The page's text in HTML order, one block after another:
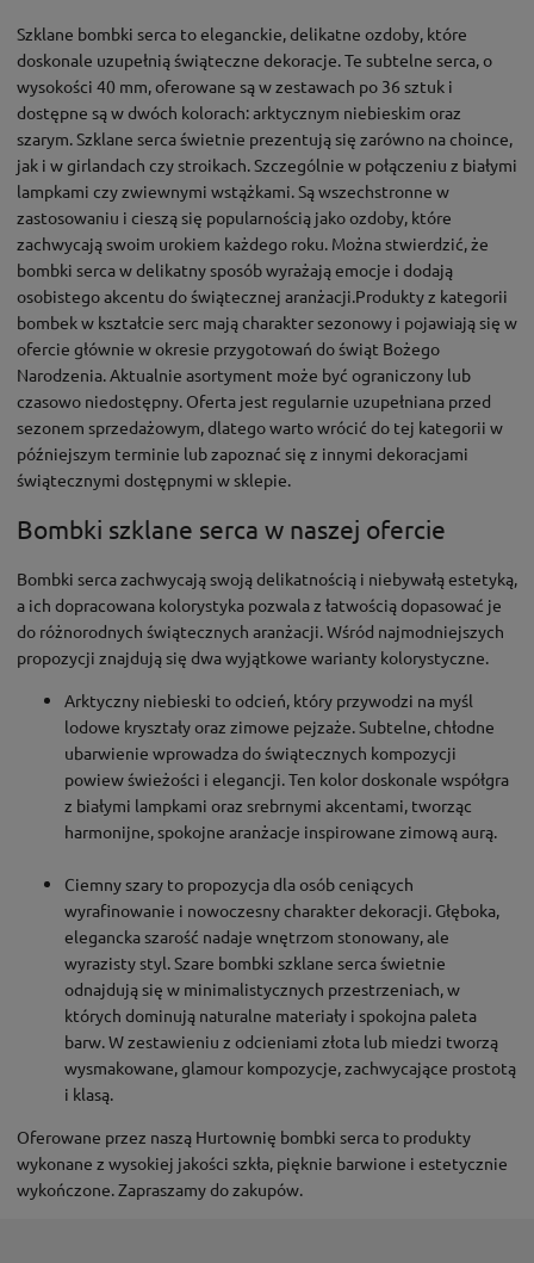
Szklane bombki serca to eleganckie, delikatne ozdoby, które
doskonale uzupełnią świąteczne dekoracje. Te subtelne serca, o
wysokości 40 mm, oferowane są w zestawach po 36 sztuk i
dostępne są w dwóch kolorach: arktycznym niebieskim oraz
szarym. Szklane serca świetnie prezentują się zarówno na choince,
jak i w girlandach czy stroikach. Szczególnie w połączeniu z białymi
lampkami czy zwiewnymi wstążkami. Są wszechstronne w
zastosowaniu i cieszą się popularnością jako ozdoby, które
zachwycają swoim urokiem każdego roku. Można stwierdzić, że
bombki serca w delikatny sposób wyrażają emocje i dodają
osobistego akcentu do świątecznej aranżacji.Produkty z kategorii
bombek w kształcie serc mają charakter sezonowy i pojawiają się w
ofercie głównie w okresie przygotowań do świąt Bożego
Narodzenia. Aktualnie asortyment może być ograniczony lub
czasowo niedostępny. Oferta jest regularnie uzupełniana przed
sezonem sprzedażowym, dlatego warto wrócić do tej kategorii w
późniejszym terminie lub zapoznać się z innymi dekoracjami
świątecznymi dostępnymi w sklepie.
Bombki szklane serca w naszej ofercie
Bombki serca zachwycają swoją delikatnością i niebywałą estetyką,
a ich dopracowana kolorystyka pozwala z łatwością dopasować je
do różnorodnych świątecznych aranżacji. Wśród najmodniejszych
propozycji znajdują się dwa wyjątkowe warianty kolorystyczne.
Arktyczny niebieski to odcień, który przywodzi na myśl
lodowe kryształy oraz zimowe pejzaże. Subtelne, chłodne
ubarwienie wprowadza do świątecznych kompozycji
powiew świeżości i elegancji. Ten kolor doskonale współgra
z białymi lampkami oraz srebrnymi akcentami, tworząc
harmonijne, spokojne aranżacje inspirowane zimową aurą.
Ciemny szary to propozycja dla osób ceniących
wyrafinowanie i nowoczesny charakter dekoracji. Głęboka,
elegancka szarość nadaje wnętrzom stonowany, ale
wyrazisty styl. Szare bombki szklane serca świetnie
odnajdują się w minimalistycznych przestrzeniach, w
których dominują naturalne materiały i spokojna paleta
barw. W zestawieniu z odcieniami złota lub miedzi tworzą
wysmakowane, glamour kompozycje, zachwycające prostotą
i klasą.
Oferowane przez naszą Hurtownię bombki serca to produkty
wykonane z wysokiej jakości szkła, pięknie barwione i estetycznie
wykończone. Zapraszamy do zakupów.